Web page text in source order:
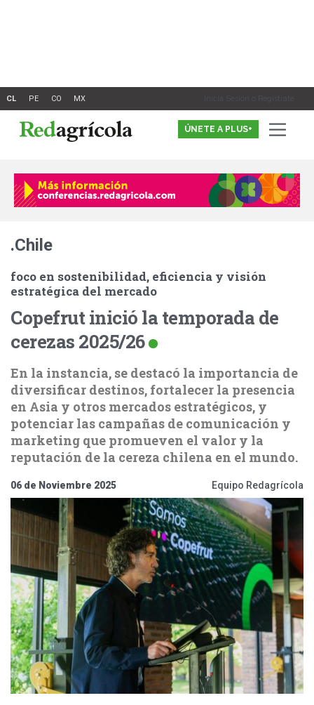
Inicia Sesión o Registrate
ÚNETE A PLUS+
.Chile
foco en sostenibilidad, eficiencia y visión
estratégica del mercado
Copefrut inició la temporada de
cerezas 2025/26
En la instancia, se destacó la importancia de
diversificar destinos, fortalecer la presencia
en Asia y otros mercados estratégicos, y
potenciar las campañas de comunicación y
marketing que promueven el valor y la
reputación de la cereza chilena en el mundo.
06 de Noviembre 2025 Equipo Redagrícola